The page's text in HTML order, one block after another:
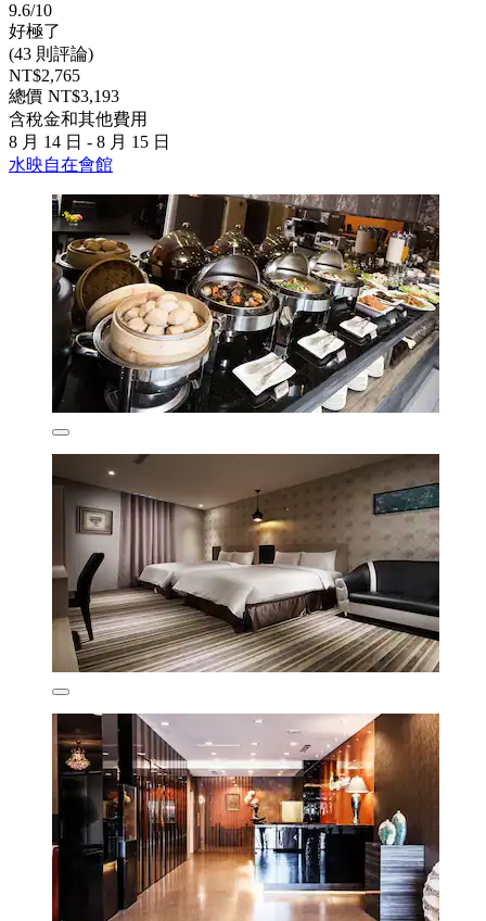
9.6/10
好極了
(43 則評論)
NT$2,765
總價 NT$3,193
含稅金和其他費用
8 月 14 日 - 8 月 15 日
水映自在會館